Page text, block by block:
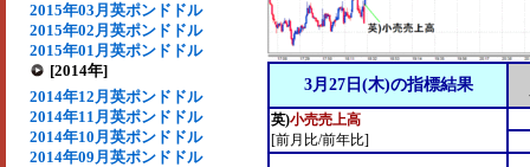
2015年03月英ポンドドル
2015年02月英ポンドドル
2015年01月英ポンドドル
[2014年]
2014年12月英ポンドドル
2014年11月英ポンドドル
2014年10月英ポンドドル
2014年09月英ポンドドル
3月27日(木)の指標結果
英)小売売上高
[前月比/前年比]